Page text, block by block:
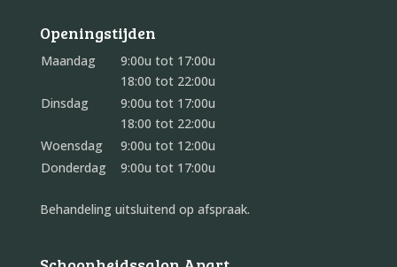
Openingstijden
Maandag
9:00u tot 17:00u
18:00 tot 22:00u
Dinsdag
9:00u tot 17:00u
18:00 tot 22:00u
Woensdag
9:00u tot 12:00u
Donderdag
9:00u tot 17:00u
Behandeling uitsluitend op afspraak.